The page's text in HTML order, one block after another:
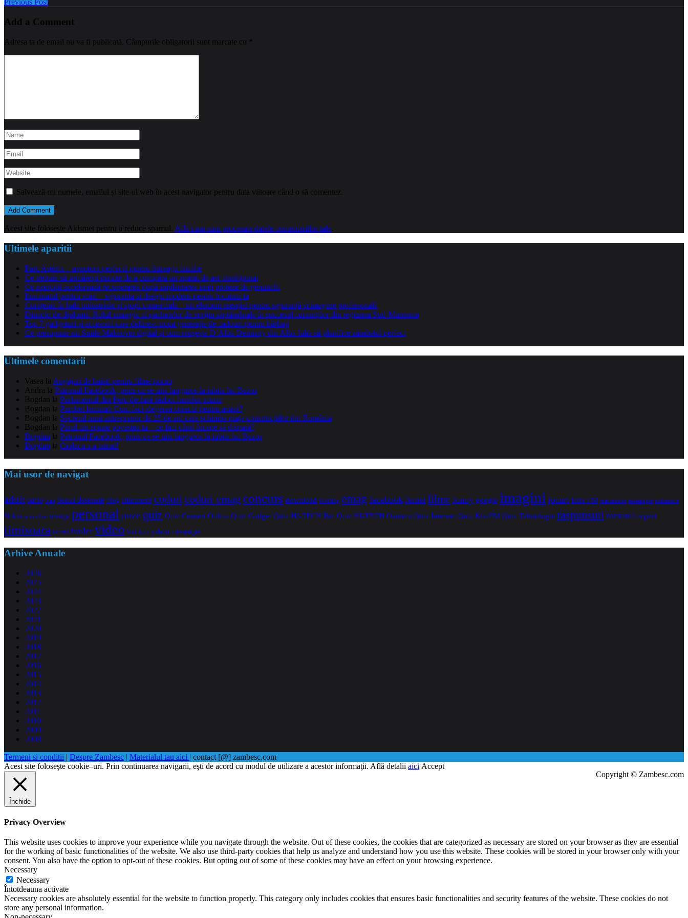
Add a Comment
Adresa ta de email nu va fi publicată. Câmpurile obligatorii sunt marcate cu
Salvează-mi numele, emailul și site-ul web în acest navigator pentru data viitoare când o să comentez.
Acest site folosește Akismet pentru a reduce spamul. Află cum sunt procesate datele comentariilor tale
Ultimele aparitii
Parc Astérix – aventura perfectă pentru întreaga familie
Ce trebuie să urmărești înainte de a cumpăra un aparat de aer condiționat
Ce exerciții accelerează recuperarea după implantarea unei proteze de genunchi
Iluminatul pentru scari – siguranta si design modern pentru locuinta ta
Curățenia în hale industriale și spații comerciale – un element esențial pentru siguranță și imagine profesională
Dincolo de diplomă: Rolul strategic al pachetelor de sprijin săptămânale în succesul cursanților din regiunea Sud-Muntenia
Top 7 gadgeturi și accesorii care definesc noua generație de cadouri pentru bărbați
Ce presupune un Smile Makeover digital și cum reușește D’Alba Dentistry din Alba Iulia să planifice zâmbetul perfect
Ultimele comentarii
Vasea la Angajari de baieti pentru filme porno
Andra la Patronul Facebook, prins ca se uita languros la iubita lui Bezos
Bogdan la Parlamentul din Peru declară război fustelor scurte
Bogdan la Parchet laminat: Cum faci alegerea corectă pentru acasă?
Bogdan la Secretul unui antreprenor de 25 de ani care schimbă piața construcțiilor din România
Bogdan la Părul tău spune povestea ta – ce faci când începe să dispară?
Bogdan la Patronul Facebook, prins ca se uita languros la iubita lui Bezos
Bogdan la Ciolacu s-a tatuat!
Mai usor de navigat
adult audio bani benzi desenate blog Bucuresti coduricoduri emag concurs download DVDRip emag facebook femei filme funny google imagini jocuri Kiss FM maramures messenger noiembrie
Nokia octombrie orange personal pozequiz Quiz Comert Online Quiz Gadget Quiz HI-TECH Biz Quiz HI-TECH Oameni Quiz Internet Quiz KissFM Quiz Tehnologie raspunsuri romania sugestii
timisoara torrent trailer video Vodafone yahoo messenger
Arhive Anuale
2026
2025
2024
2023
2022
2021
2020
2019
2018
2017
2016
2015
2014
2013
2012
2011
2010
2009
2008
Termeni si conditii | Despre Zambesc | Materialul tau aici | contact [@] zambesc.com
Copyright © Zambesc.com
Acest site foloseşte cookie–uri. Prin continuarea navigarii, eşti de acord cu modul de utilizare a acestor informaţii. Află detalii aici Accept
Închide
Privacy Overview
This website uses cookies to improve your experience while you navigate through the website. Out of these cookies, the cookies that are categorized as necessary are stored on your browser as they are essential
for the working of basic functionalities of the website. We also use third-party cookies that help us analyze and understand how you use this website. These cookies will be stored in your browser only with your
consent. You also have the option to opt-out of these cookies. But opting out of some of these cookies may have an effect on your browsing experience.
Necessary
Necessary
Întotdeauna activate
Necessary cookies are absolutely essential for the website to function properly. This category only includes cookies that ensures basic functionalities and security features of the website. These cookies do not
store any personal information.